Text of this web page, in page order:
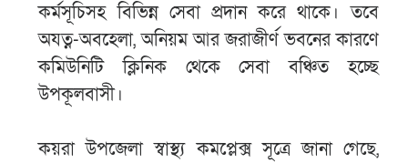
কর্মসূচিসহ বিভিন্ন সেবা প্রদান করে থাকে। তবে
অযত্ন-অবহেলা, অনিয়ম আর জরাজীর্ণ ভবনের কারণে
কমিউনিটি ক্লিনিক থেকে সেবা বঞ্চিত হচ্ছে
উপকূলবাসী।
কয়রা উপজেলা স্বাস্থ্য কমপ্লেক্স সূত্রে জানা গেছে,